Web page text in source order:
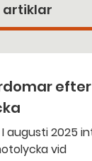
artiklar
efter
vid